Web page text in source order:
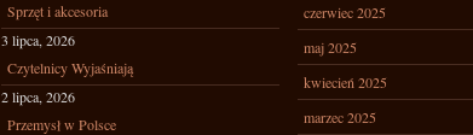
Sprzęt i akcesoria
3 lipca, 2026
Czytelnicy Wyjaśniają
2 lipca, 2026
Przemysł w Polsce
czerwiec 2025
maj 2025
kwiecień 2025
marzec 2025